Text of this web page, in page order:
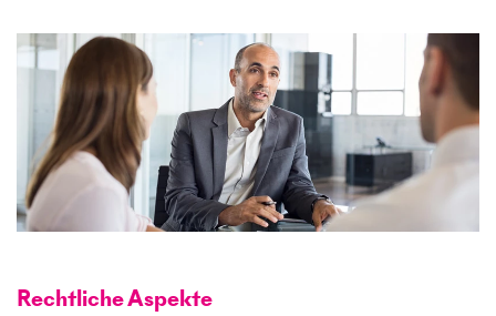
Rechtliche Aspekte